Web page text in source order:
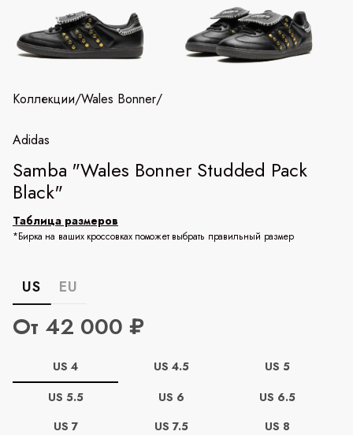
Коллекции/Wales Bonner/
Adidas
Samba "Wales Bonner Studded Pack
Black"
Таблица размеров
*Бирка на ваших кроссовках поможет выбрать правильный размер
US EU
От 42 000 ₽
US 4 US 4.5
US 5
US 5.5
US 6
US 6.5
US 7
US 7.5
US 8